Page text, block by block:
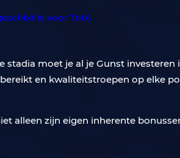
moet je al je Gunst investeren
en kwaliteitstroepen op elke
alleen zijn eigen inherente